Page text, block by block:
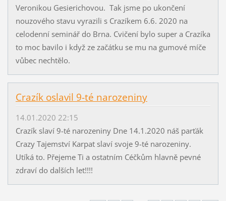
Veronikou Gesierichovou. Tak jsme po ukončení
nouzového stavu vyrazili s Crazíkem 6.6. 2020 na
celodenní seminář do Brna. Cvičení bylo super a Crazíka
to moc bavilo i když ze začátku se mu na gumové míče
vůbec nechtělo.
Crazík oslavil 9-té narozeniny
14.01.2020 22:15
Crazík slaví 9-té narozeniny Dne 14.1.2020 náš parťák
Crazy Tajemství Karpat slaví svoje 9-té narozeniny.
Utíká to. Přejeme Ti a ostatním Céčkům hlavně pevné
zdraví do dalších let!!!!